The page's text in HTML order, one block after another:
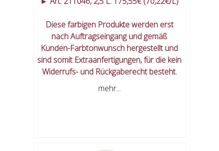
Diese farbigen Produkte werden erst
nach Auftragseingang und gemäß
Kunden-Farbtonwunsch hergestellt und
sind somit Extraanfertigungen, für die kein
Widerrufs- und Rückgaberecht besteht.
mehr...